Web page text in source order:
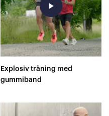
play_arrow
Explosiv träning med
gummiband